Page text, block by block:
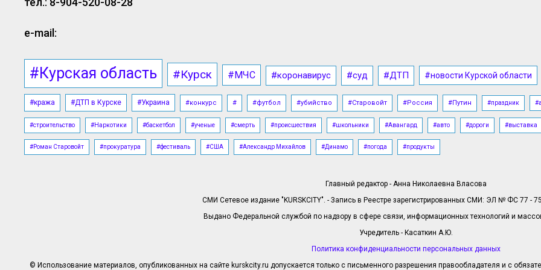
e-mail:
#Курская область #Курск #МЧС #коронавирус #суд #ДТП #новости Курской области
#кража #ДТП в Курске #Украина #конкурс # #футбол #убийство #Старовойт #Россия #Путин #праздник
#строительство #Наркотики #баскетбол #ученые #смерть #происшествия #школьники #Авангард #авто #дороги #выставка
#Роман Старовойт #прокуратура #фестиваль #США #Александр Михайлов #Динамо #погода #продукты
Главный редактор - Анна Николаевна Власова
СМИ Сетевое издание "KURSKCITY". - Запись в Реестре зарегистрированных СМИ: ЭЛ № ФС 77 -
Выдано Федеральной службой по надзору в сфере связи, информационных технологий и
Учредитель - Касаткин А.Ю.
Политика конфиденциальности персональных данных
© Использование материалов, опубликованных на сайте kurskcity.ru допускается только с письменного разрешения правообладателя и с